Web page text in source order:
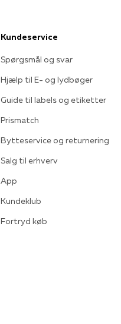
Kundeservice
Spørgsmål og svar
Hjælp til E- og lydbøger
Guide til labels og etiketter
Prismatch
Bytteservice og returnering
Salg til erhverv
App
Kundeklub
Fortryd køb